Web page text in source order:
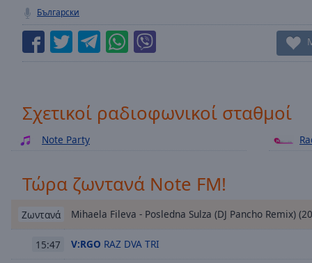
LIVE
Remaining
Playback
Rate
Chapters
off,
Български
Σχετικοί ραδιοφωνικοί σταθμοί
Note Party
Τώρα ζωντανά Note FM!
Ζωντανά Mihaela Fileva - Posledna Sulza (DJ Pancho Remix)
15:47 V:RGO RAZ DVA TRI